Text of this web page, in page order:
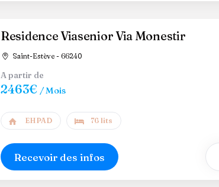
Residence Viasenior Via Monestir
Saint-Estève - 66240
A partir de
2463€ / Mois
EHPAD 76 lits
Recevoir des infos